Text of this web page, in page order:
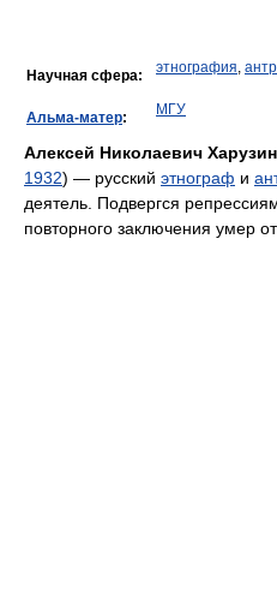
Научная сфера: этнография,
Альма-матер: МГУ
Алексей Николаевич Харузин
1932) — русский этнограф и
деятель. Подвергся
повторного заключения умер